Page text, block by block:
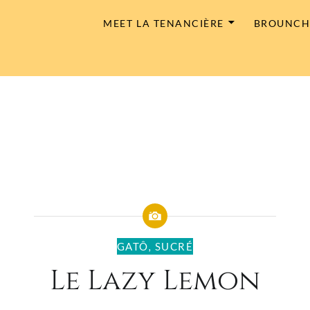
MEET LA TENANCIÈRE BROUNCH
GATÔ SUCRÉ
Le Lazy Lemon